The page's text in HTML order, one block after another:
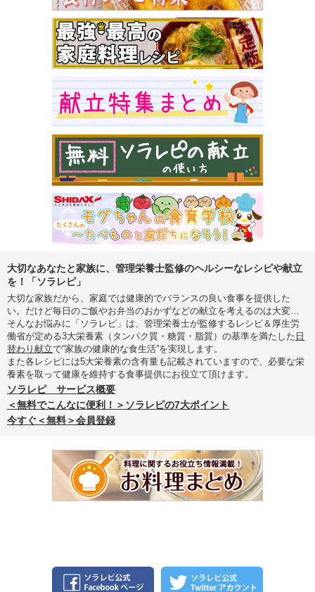
大切なあなたと家族に、管理栄養士監修のヘルシーなレシピや献立
を！「ソラレピ」
大切な家族だから、家庭では健康的でバランスの良い食事を提供した
い。だけど毎日のご飯やお弁当のおかずなどの献立を考えるのは大変…
そんなお悩みに「ソラレピ」は、管理栄養士が監修するレシピ＆厚生労
働省が定める3大栄養素（タンパク質・糖質・脂質）の基準を満たした 日
替わり献立で“家族の健康的な食生活”を実現します。
また各レシピには5大栄養素の含有量も記載されていますので、必要な栄
養素を取って健康を維持する食事提供にお役立て頂けます。
ソラレピ サービス概要
＜無料でこんなに便利！＞ソラレピの7大ポイント
今すぐ＜無料＞会員登録